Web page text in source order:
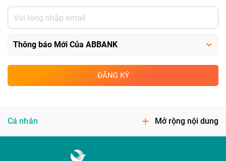
ĐĂNG KÝ
Cá nhân Mở rộng nội dung